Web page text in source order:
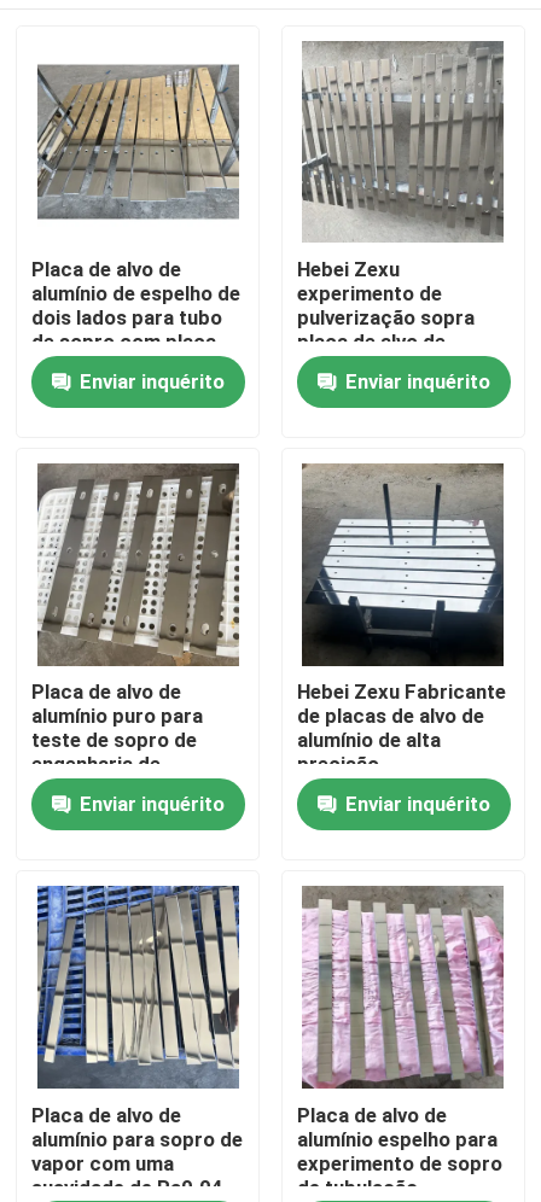
Casa
Produtos
Vídeos
Mostra de VR
Sobre nós
Excursão da fábrica
Controle da qualidade
Contacte-nos
Notícia
Peça umas citações
Placa de alvo de
alumínio de espelho de
dois lados para tubo
de sopro com placa
de alvo de alumínio
puro Enviar inquérito
Hebei Zexu
experimento de
pulverização sopra
placa de alvo de
alumínio
Enviar inquérito
Placa de alvo de
alumínio puro para
teste de sopro de
engenharia de
tubulações
Enviar inquérito
Hebei Zexu Fabricante
de placas de alvo de
alumínio de alta
precisão
Enviar inquérito
Placa de alvo de
alumínio para sopro de
vapor com uma
suavidade de Ra0.04
Placa de alvo de
alumínio espelho para
experimento de sopro
de tubulação